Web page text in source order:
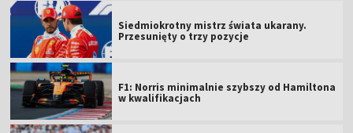
Siedmiokrotny mistrz świata ukarany.
Przesunięty o trzy pozycje
F1: Norris minimalnie szybszy od Hamiltona
w kwalifikacjach